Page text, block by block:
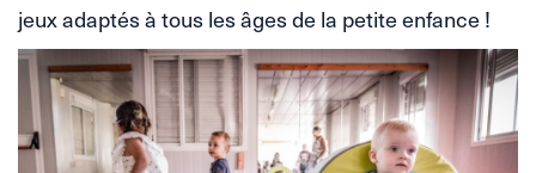
jeux adaptés à tous les âges de la petite enfance !